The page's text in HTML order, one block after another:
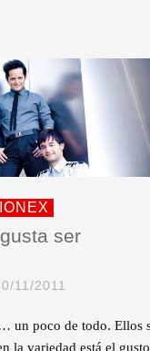
ser
11/2011
un poco de todo. Ellos
la variedad está el